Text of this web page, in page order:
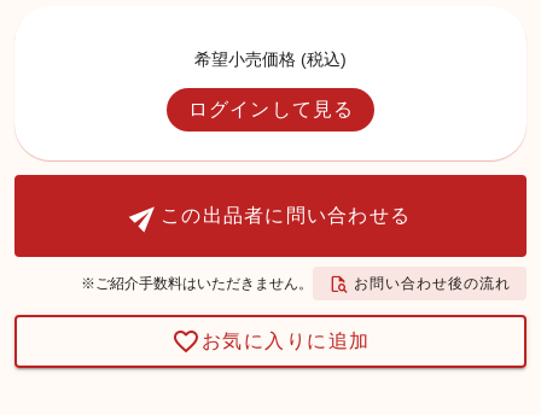
希望小売価格 (税込)
ログインして見る
この出品者に問い合わせる
※ご紹介手数料はいただきません。 お問い合わせ後の流れ
お気に入りに追加